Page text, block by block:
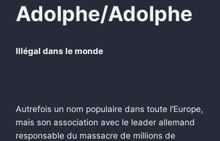
Adolphe/Adolphe
Illégal dans le monde
Autrefois un nom populaire dans toute l’Europe,
mais son association avec le leader allemand
responsable du massacre de millions de